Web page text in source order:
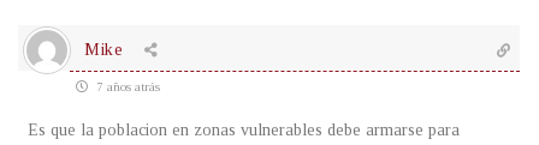
Mike
7 años atrás
Es que la poblacion en zonas vulnerables debe armarse para